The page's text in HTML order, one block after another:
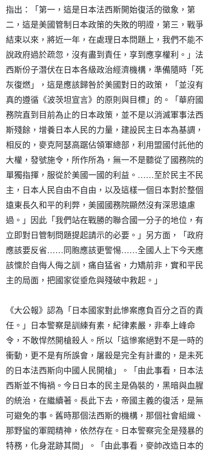
指出：「第一，這是日本法西斯開始復活的徵象，第
二，這是美國管制日本政策的失敗的明證，第三，戰爭
結束以來，將近一年，在處理日本問題上，我們不能不
說政府過於疏忽，沒有盡到責任，享到應享權利。」法
西斯份子潛伏在日本各級政治經濟機構，準備隨時「死
灰復燃」，這是應該歸咎於美國對日的政策，「並沒有
真的遵循《波茨坦宣言》的原則與目標」的。「華府國
務院直到目前為止的日本政策，並不是以消滅軍事法西
斯殘餘，增養日本人民的力量，建設民主日本為基調，
相反的，麥克阿瑟高踞佔領軍總部，利用盟國付託他的
大權，發號施令，所作所為，無一不是聽從了國務院的
單獨指揮，服從於美國一國的利益。……至於民主不民
主，日本人民自由不自由，以及這樣一個日本對於整個
遠東長久和平的利弊，美國國務院顯然沒有深思遠慮
過。」因此「我們站在戰勝的聯合國一分子的地位，有
立即對日管制問題提起請示的必要。」另方面，「政府
應該要反省……同胞應該更警惕……全國人上下今天應
該懍於自侮人侮之訓，痛自猛省，力矯前非，實和平民
主的局面，把國家從垂危與殘破中救起。」
《大公報》認為「日本國家對此慘案應負百分之百的責
任。」日本警察是訓練有素，紀律素嚴，非奉上峰命
令，不敢悍然開槍殺人。所以「這慘案絕對不是一時的
衝動，更不是有所誤會，屠殺是完全有計畫的，是未死
的日本法西斯向中國人民開槍」。「由此事看，日本法
西斯並不悔禍。今日日本的民主是偽裝的，黑暗與血腥
的統治，在繼續著。長此下去，帝國主義的復活，是無
可避免的事。舊時那個法西斯的機構，那個社會組織、
那野蠻的軍閥精神，依然存在。日本警察完全是殘暴的
特務，化身混跡其間」。「由此事看，麥帥改造日本的